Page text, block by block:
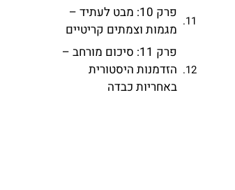
פרק 10: מבט לעתיד –
מגמות וצמתים קריטיים
פרק 11: סיכום מורחב –
הזדמנות היסטורית
באחריות כבדה